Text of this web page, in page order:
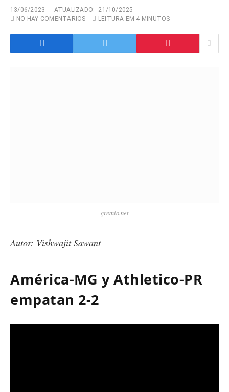
13/06/2023 ATUALIZADO:
21/10/2025
NO HAY COMENTARIOS
LEITURA EM 4 MINUTOS
gremio.net
Autor: Vishwajit Sawant
América-MG y Athletico-PR
empatan 2-2